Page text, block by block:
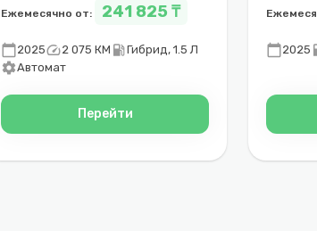
Ежемесячно от: 241 825 ₸
calendar_today2025speed2 075 КМ local_gas_stationГибрид, 1.5 Л
settingsАвтомат
Перейти
calendar_today2025